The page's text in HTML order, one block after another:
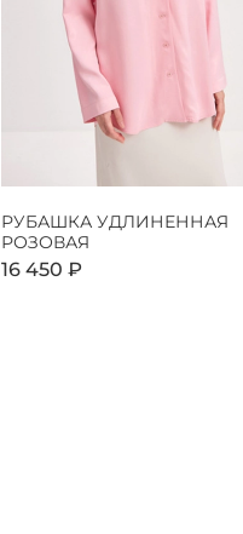
РУБАШКА УДЛИНЕННАЯ
РОЗОВАЯ
16 450 ₽